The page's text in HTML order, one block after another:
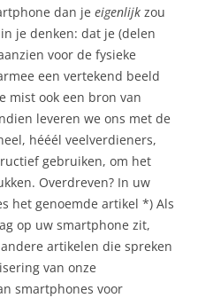
dan je eigenlijk zou
je denken: dat je (delen
voor de fysieke
een vertekend beeld
mist ook een bron van
leveren we ons met de
hééél veelverdieners,
gebruiken, om het
Overdreven? In uw
het genoemde artikel *) Als
op uw smartphone zit,
andere artikelen die spreken
van onze
smartphones voor